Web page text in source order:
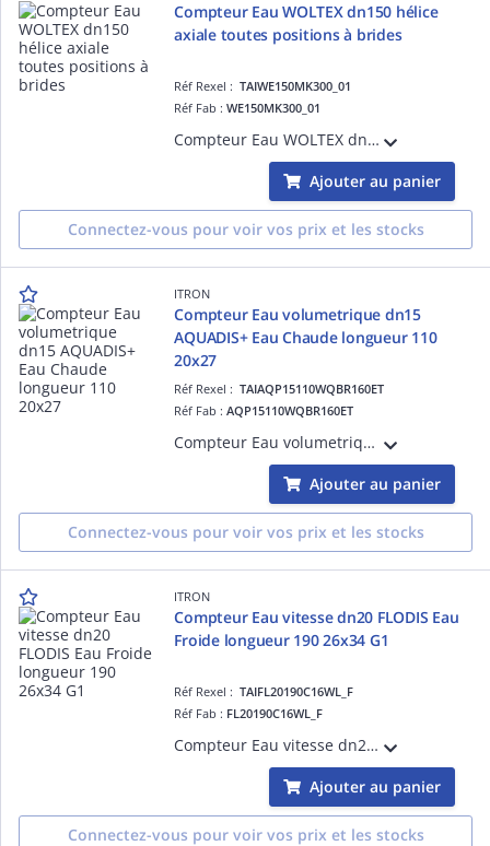
Compteur Eau WOLTEX dn150 hélice
axiale toutes positions à brides
Réf Rexel :TAIWE150MK300_01
Réf Fab :WE150MK300_01
Compteur Eau WOLTEX dn150 hélice axiale toutes positions à brides Longueur 300 R100- Totalisateur Verre métal Compatible avec Emetteurs Cyble
Ajouter au panier
Connectez-vous pour voir vos prix et les stocks
ITRON
Compteur Eau volumetrique dn15
AQUADIS+ Eau Chaude longueur 110
20x27
Réf Rexel :TAIAQP15110WQBR160ET
Réf Fab :AQP15110WQBR160ET
Compteur Eau volumetrique dn15 AQUADIS+ Eau Chaude longueur 110 20x27 -Débit de démarrage 3L/h R160 toutes positions-Totalisateur TSN compatible avec Emetteurs Cyble
Ajouter au panier
Connectez-vous pour voir vos prix et les stocks
ITRON
Compteur Eau vitesse dn20 FLODIS Eau
Froide longueur 190 26x34 G1
Réf Rexel :TAIFL20190C16WL_F
Réf Fab : FL20190C16WL_F
Compteur Eau vitesse dn20 FLODIS Eau Froide longueur 190 26x34 G1-Débit de démarrage 6L/h R160/63-Totalisateur TSN compatible avec Emetteurs Cyble
Ajouter au panier
Connectez-vous pour voir vos prix et les stocks